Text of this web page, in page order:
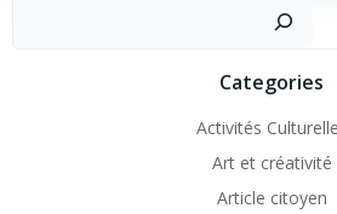
Categories
Activités
Art et créativité
Article citoyen